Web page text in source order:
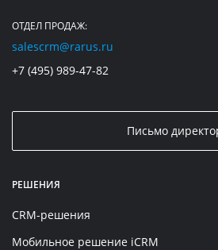
ОТДЕЛ ПРОДАЖ:
salescrm@rarus.ru
+7 (495) 989-47-82
Письмо
РЕШЕНИЯ
CRM-решения
Мобильное решение iCRM